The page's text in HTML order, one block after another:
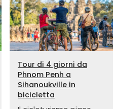
Tour di 4 giorni da
Phnom Penh a
Sihanoukville in
bicicletta